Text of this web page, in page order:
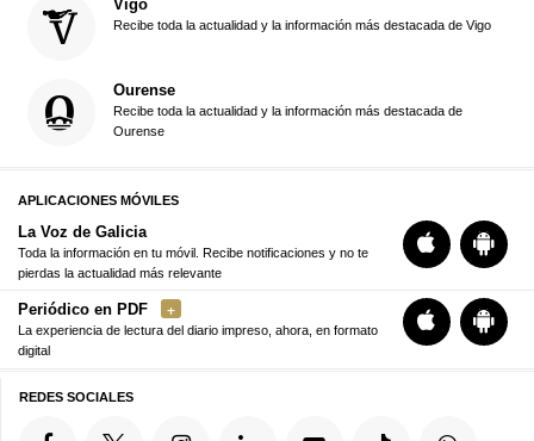
Vigo
Recibe toda la actualidad y la información más destacada de Vigo
Ourense
Recibe toda la actualidad y la información más destacada de
Ourense
APLICACIONES MÓVILES
La Voz de Galicia
Toda la información en tu móvil. Recibe notificaciones y no te
pierdas la actualidad más relevante
Periódico en PDF
La experiencia de lectura del diario impreso, ahora, en formato
digital
REDES SOCIALES